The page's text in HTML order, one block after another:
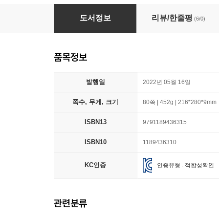
우리가 바꿀 수 있어요
도서정보 리뷰/한줄평 (6/0)
품목정보
발행일 2022년 05월 16일
쪽수, 무게, 크기 80쪽 | 452g | 216*280*9mm
ISBN13 9791189436315
ISBN10 1189436310
KC인증 인증유형 : 적합성확인
관련분류